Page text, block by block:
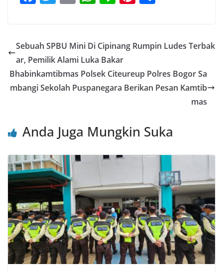
e
b
o
o
er l s
A
p
p
e e
Sebuah SPBU Mini Di Cipinang Rumpin Ludes Terbak
ar, Pemilik Alami Luka Bakar
Bhabinkamtibmas Polsek Citeureup Polres Bogor Sa
mbangi Sekolah Puspanegara Berikan Pesan Kamtib
mas
Anda Juga Mungkin Suka